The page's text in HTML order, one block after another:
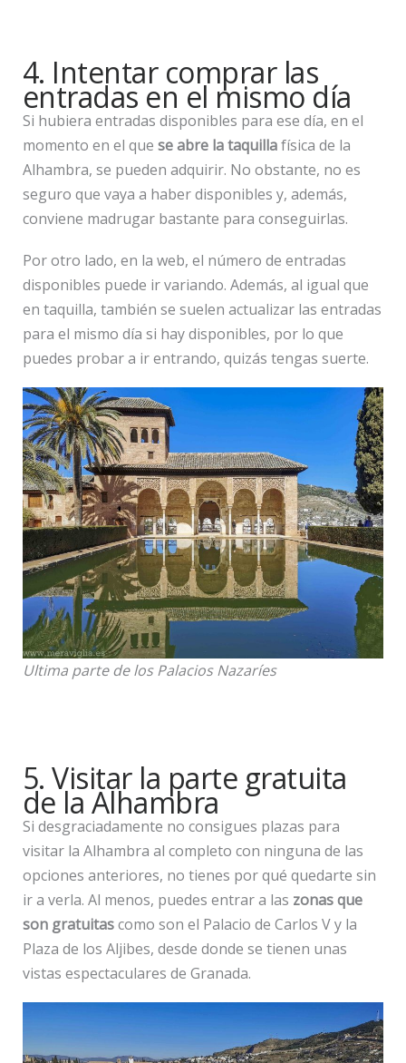
4. Intentar comprar las
entradas en el mismo día
Si hubiera entradas disponibles para ese día, en el
momento en el que se abre la taquillafísica de la
Alhambra, se pueden adquirir. No obstante, no es
seguro que vaya a haber disponibles y, además,
conviene madrugar bastante para conseguirlas.
Por otro lado, en la web, el número de entradas
disponibles puede ir variando. Además, al igual que
en taquilla, también se suelen actualizar las entradas
para el mismo día si hay disponibles, por lo que
puedes probar a ir entrando, quizás tengas suerte.
Ultima parte de los Palacios Nazaríes
5. Visitar la parte gratuita
de la Alhambra
Si desgraciadamente no consigues plazas para
visitar la Alhambra al completo con ninguna de las
opciones anteriores, no tienes por qué quedarte sin
ir a verla. Al menos, puedes entrar a las zonas que
son gratuitascomo son el Palacio de Carlos V y la
Plaza de los Aljibes, desde donde se tienen unas
vistas espectaculares de Granada.